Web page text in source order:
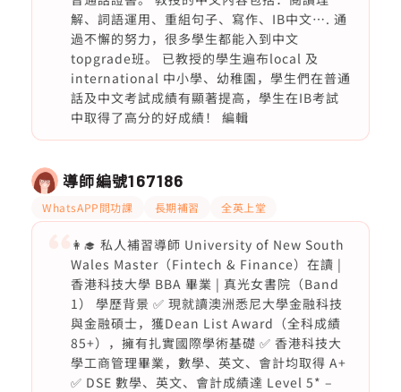
解、詞語運用、重組句子、寫作、IB中文⋯. 通
過不懈的努力，很多學生都能入到中文
topgrade班。 已教授的學生遍布local 及
international 中小學、幼稚園，學生們在普通
話及中文考試成績有顯著提高，學生在IB考試
中取得了高分的好成績！ 編輯
導師編號167186
WhatsAPP問功課 長期補習 全英上堂
👩‍🎓 私人補習導師 University of New South
Wales Master（Fintech & Finance）在讀 |
香港科技大學 BBA 畢業 | 真光女書院（Band
1） 學歷背景 ✅ 現就讀澳洲悉尼大學金融科技
與金融碩士，獲Dean List Award（全科成績
85+），擁有扎實國際學術基礎 ✅ 香港科技大
學工商管理畢業，數學、英文、會計均取得 A+
✅ DSE 數學、英文、會計成績達 Level 5* –